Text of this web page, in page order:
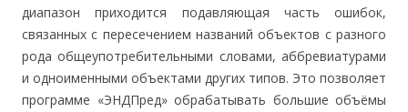
диапазон приходится подавляющая часть ошибок,
связанных с пересечением названий объектов с разного
рода общеупотребительными словами, аббревиатурами
и одноименными объектами других типов. Это позволяет
программе «ЭНДПред» обрабатывать большие объёмы